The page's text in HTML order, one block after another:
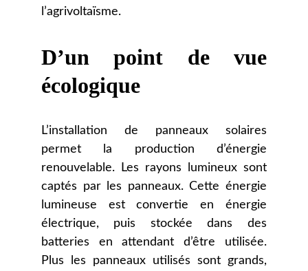
l’agrivoltaïsme.
D’un point de vue
écologique
L’installation de panneaux solaires
permet la production d’énergie
renouvelable. Les rayons lumineux sont
captés par les panneaux. Cette énergie
lumineuse est convertie en énergie
électrique, puis stockée dans des
batteries en attendant d’être utilisée.
Plus les panneaux utilisés sont grands,